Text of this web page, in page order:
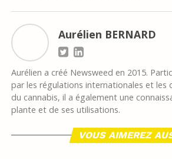
Aurélien BERNARD
Aurélien a créé Newsweed en 2015.
par les régulations internationales et les
du cannabis, il a également une
plante et de ses utilisations.
VOUS AIMEREZ